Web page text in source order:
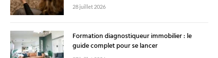
28 juillet 2026
Formation diagnostiqueur immobilier : le
guide complet pour se lancer